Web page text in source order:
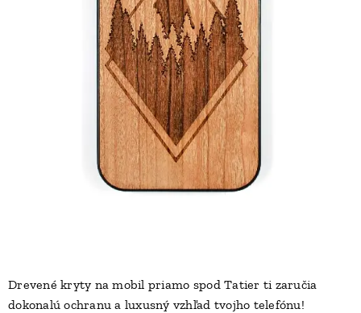
Drevené kryty na mobil priamo spod Tatier ti zaručia
dokonalú ochranu a luxusný vzhľad tvojho telefónu!